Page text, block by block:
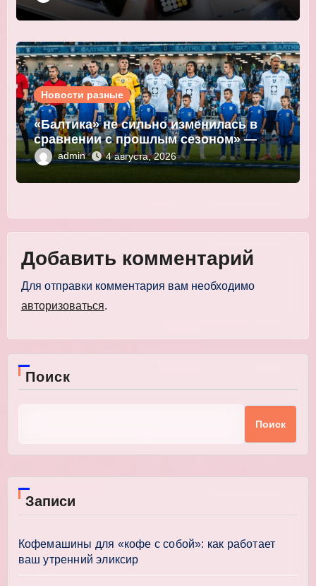
Новости разные
«Балтика» не сильно изменилась в
сравнении с прошлым сезоном» —
Морadmin 4 августа, 2026
Добавить комментарий
Для отправки комментария вам необходимо
авторизоваться.
Поиск
Поиск
Записи
Кофемашины для «кофе с собой»: как работает
ваш утренний эликсир